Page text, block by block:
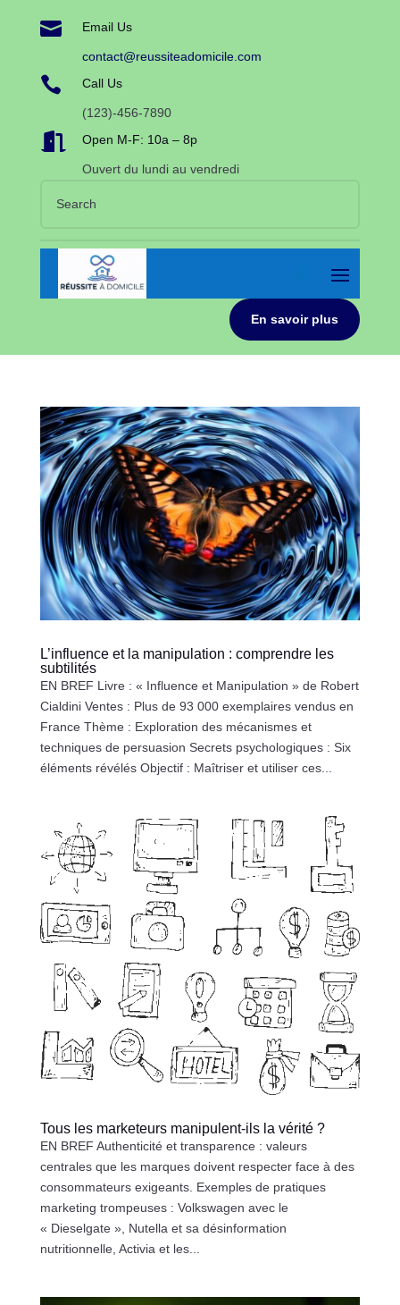
 Email Us
contact@reussiteadomicile.com
 Call Us
(123)-456-7890
 Open M-F: 10a – 8p
Ouvert du lundi au vendredi
En savoir plus
L’influence et la manipulation : comprendre les
subtilités
EN BREF Livre : « Influence et Manipulation » de Robert
Cialdini Ventes : Plus de 93 000 exemplaires vendus en
France Thème : Exploration des mécanismes et
techniques de persuasion Secrets psychologiques : Six
éléments révélés Objectif : Maîtriser et utiliser ces...
Tous les marketeurs manipulent-ils la vérité ?
EN BREF Authenticité et transparence : valeurs
centrales que les marques doivent respecter face à des
consommateurs exigeants. Exemples de pratiques
marketing trompeuses : Volkswagen avec le
« Dieselgate », Nutella et sa désinformation
nutritionnelle, Activia et les...